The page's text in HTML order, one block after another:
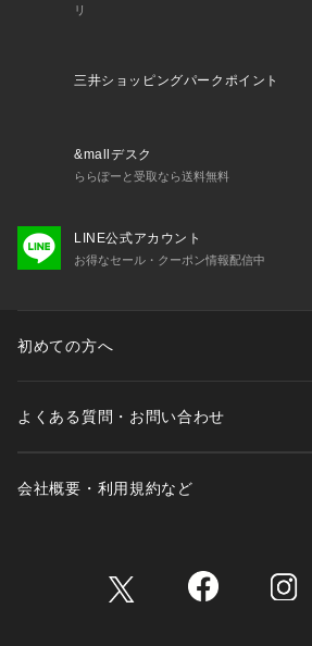
リ
三井ショッピングパークポイント
&mallデスク
ららぽーと受取なら送料無料
LINE公式アカウント
お得なセール・クーポン情報配信中
初めての方へ
よくある質問・お問い合わせ
会社概要・利用規約など